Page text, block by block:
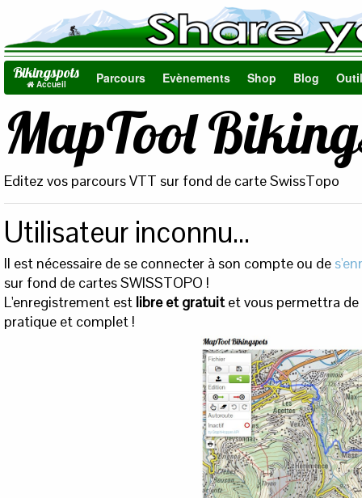
Bikingspots
Accueil Parcours Evènements Shop Blog
MapTool
Editez vos parcours VTT sur fond de carte SwissTopo
Utilisateur inconnu...
Il est nécessaire de se connecter à son compte ou de
sur fond de cartes SWISSTOPO !
L'enregistrement est libre et gratuitet vous permettra de
pratique et complet !